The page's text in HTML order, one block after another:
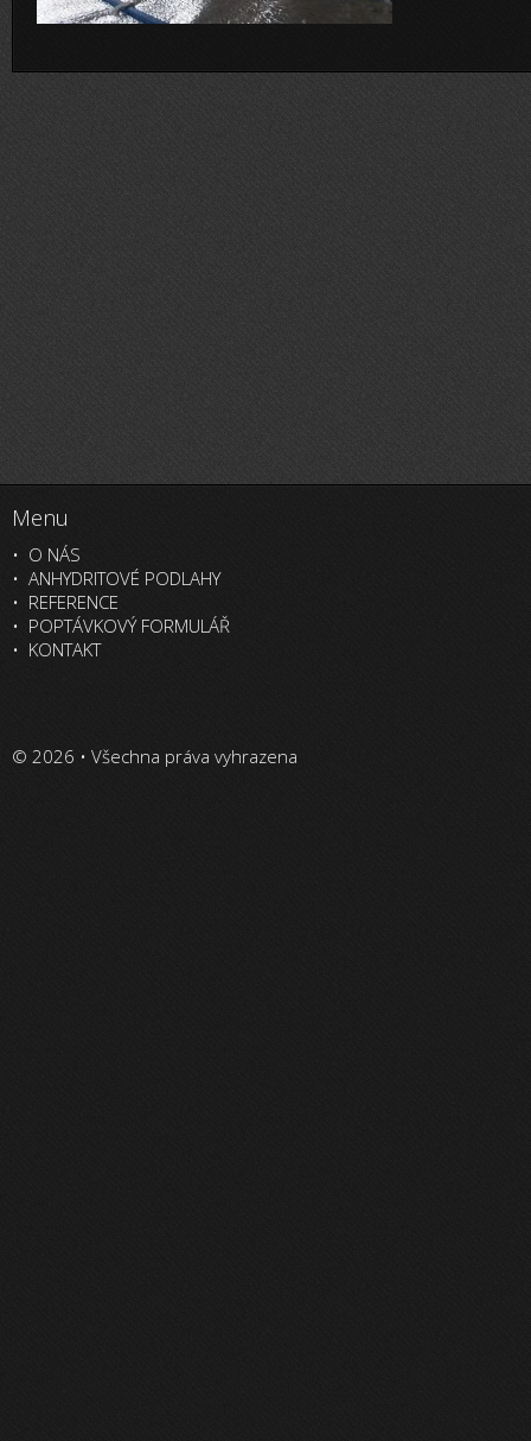
Menu
O NÁS
ANHYDRITOVÉ PODLAHY
REFERENCE
POPTÁVKOVÝ FORMULÁŘ
KONTAKT
© 2026 • Všechna práva vyhrazena